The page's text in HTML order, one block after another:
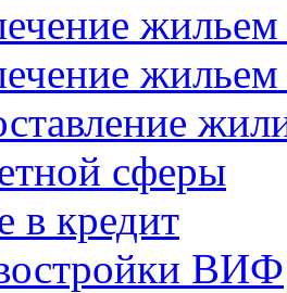
жильем
сферы
в кредит
ВИФ